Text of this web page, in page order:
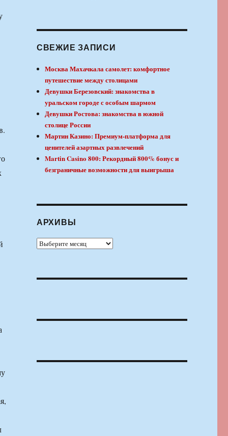
СВЕЖИЕ ЗАПИСИ
Москва Махачкала самолет: комфортное
путешествие между столицами
Девушки Березовский: знакомства в
уральском городе с особым шармом
Девушки Ростова: знакомства в южной
столице России
Мартин Казино: Премиум-платформа для
ценителей азартных развлечений
Martin Casino 800: Рекордный 800% бонус и
безграничные возможности для выигрыша
АРХИВЫ
Архивы